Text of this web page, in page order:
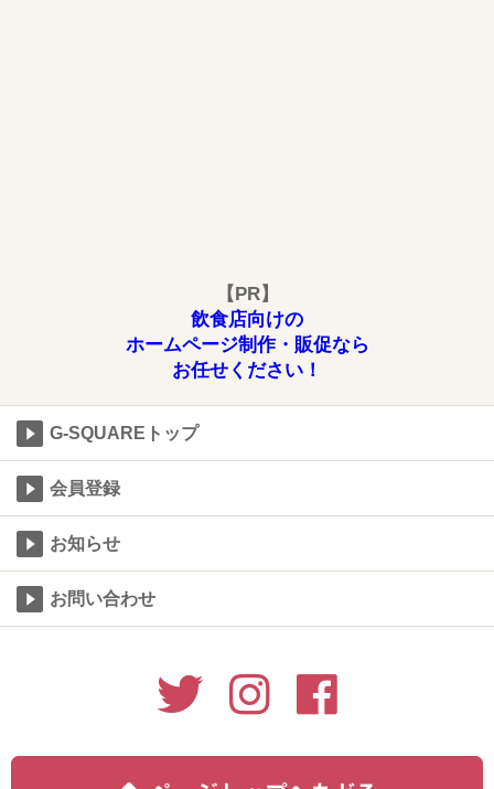
【PR】
飲食店向けの
ホームページ制作・販促なら
お任せください！
G-SQUAREトップ
会員登録
お知らせ
お問い合わせ